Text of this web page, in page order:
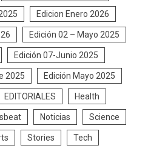
Edicion Enero 2026
Edición 02 – Mayo 2025
Edición 07-Junio 2025
2025 Edición Mayo 2025
EDITORIALES Health
Noticias Science
Stories Tech